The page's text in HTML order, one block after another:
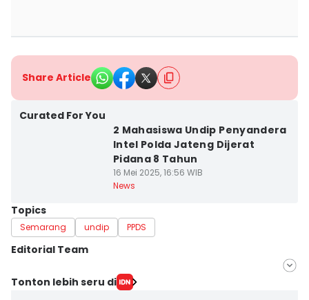
Share Article
Curated For You
2 Mahasiswa Undip Penyandera
Intel Polda Jateng Dijerat
Pidana 8 Tahun
16 Mei 2025, 16:56 WIB
News
Topics
Semarang undip PPDS
Editorial Team
Editor
Tonton lebih seru di